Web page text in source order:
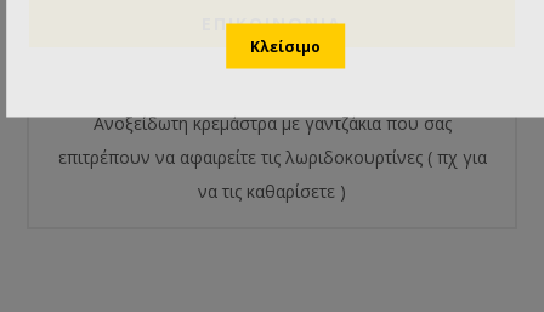
ΕΠΙΚΟΙΝΩΝΙΑ
Ανοξείδωτη κρεμάστρα με γαντζάκια που σας
επιτρέπουν να αφαιρείτε τις λωριδοκουρτίνες ( πχ για
να τις καθαρίσετε )